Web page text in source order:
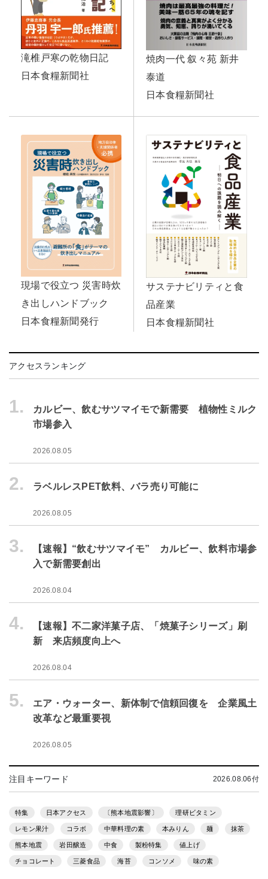
滝椎戸寒の乾物日記
日本食糧新聞社
焼肉一代 叙々苑 新井
泰道
日本食糧新聞社
現場で役立つ 災害時炊
き出しハンドブック
日本食糧新聞発行
サステナビリティと食
品産業
日本食糧新聞社
アクセスランキング
1.
カルビー、飲むサツマイモで新需要 植物性ミルク
市場参入
2026.08.05
2. ラベルレスPET飲料、バラ売り可能に
2026.08.05
3.
【速報】“飲むサツマイモ” カルビー、飲料市場参
入で新需要創出
2026.08.04
4.
【速報】不二家洋菓子店、「焼菓子シリーズ」刷
新 来店頻度向上へ
2026.08.04
5.
エア・ウォーター、新体制で信頼回復を 企業風土
改革など最重要視
2026.08.05
注目キーワード 2026.08.06付
特集 日本アクセス 〔熊本地震影響〕 理研ビタミン
レモン果汁 コラボ 中華料理の素 本みりん 麺 抹茶
熊本地震 岩田醸造 中食 製粉特集 値上げ
チョコレート 三菱食品 海苔 コンソメ 味の素